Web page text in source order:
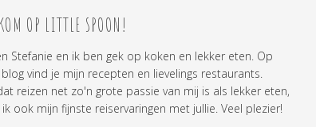
OP LITTLE SPOON!
Stefanie en ik ben gek op koken en lekker eten. Op
vind je mijn recepten en lievelings restaurants.
reizen net zo'n grote passie van mij is als lekker eten,
ook mijn fijnste reiservaringen met jullie. Veel plezier!